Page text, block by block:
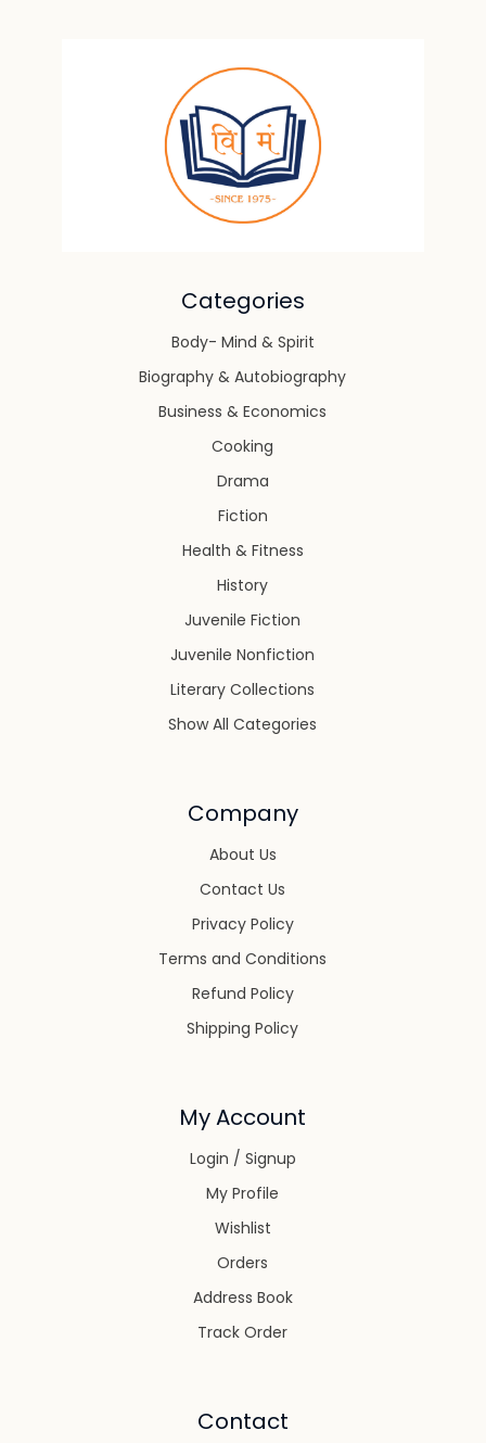
Categories
Body- Mind & Spirit
Biography & Autobiography
Business & Economics
Cooking
Drama
Fiction
Health & Fitness
History
Juvenile Fiction
Juvenile Nonfiction
Literary Collections
Show All Categories
Company
About Us
Contact Us
Privacy Policy
Terms and Conditions
Refund Policy
Shipping Policy
My Account
Login / Signup
My Profile
Wishlist
Orders
Address Book
Track Order
Contact